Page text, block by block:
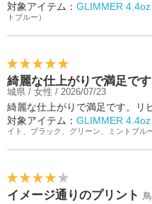
対象アイテム： GLIMMER
トブルー）
綺麗な仕上がりで満足で
城県 / 女性 / 2026/07/23
綺麗な仕上がりで満足です。リ
対象アイテム： GLIMMER
イト、ブラック、グリーン、ミントブル
イメージ通りのプリント